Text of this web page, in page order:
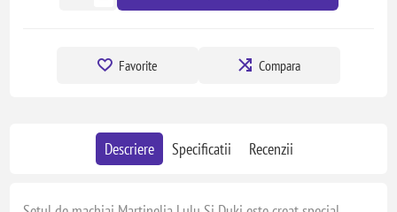
Favorite Compara
Descriere Specificatii Recenzii